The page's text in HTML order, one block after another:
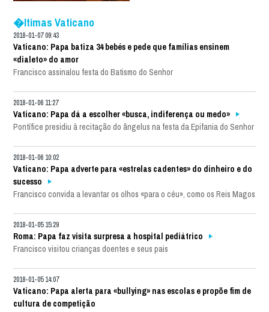
�ltimas Vaticano
2018-01-07 09:43
Vaticano: Papa batiza 34 bebés e pede que famílias ensinem
«dialeto» do amor
Francisco assinalou festa do Batismo do Senhor
2018-01-06 11:27
Vaticano: Papa dá a escolher «busca, indiferença ou medo»
Pontífice presidiu à recitação do ângelus na festa da Epifania do Senhor
2018-01-06 10:02
Vaticano: Papa adverte para «estrelas cadentes» do dinheiro e do
sucesso
Francisco convida a levantar os olhos «para o céu», como os Reis Magos
2018-01-05 15:29
Roma: Papa faz visita surpresa a hospital pediátrico
Francisco visitou crianças doentes e seus pais
2018-01-05 14:07
Vaticano: Papa alerta para «bullying» nas escolas e propõe fim de
cultura de competição